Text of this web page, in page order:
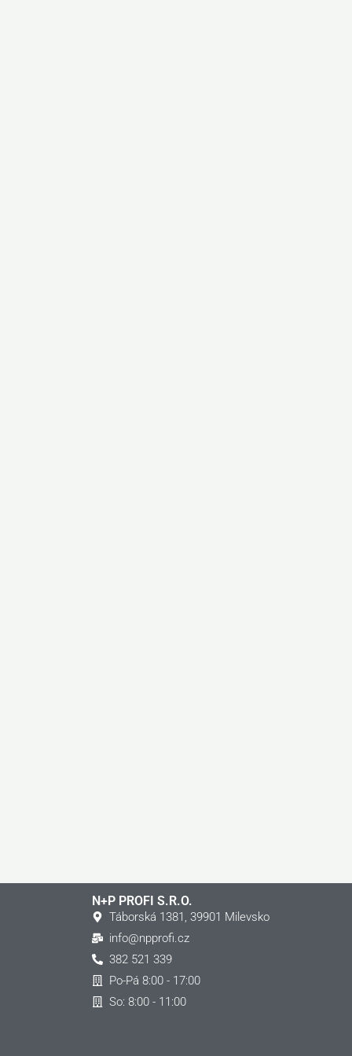
N+P PROFI S.r.o.
Táborská 1381, 39901 Milevsko
info@npprofi.cz
382 521 339
Po-Pá 8:00 - 17:00
So: 8:00 - 11:00